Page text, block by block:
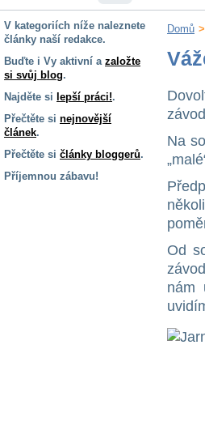
V kategoriích níže naleznete
články naší redakce.
Buďte i Vy aktivní a založte
si svůj blog.
Najděte si lepší práci!.
Přečtěte si nejnovější
článek.
Přečtěte si články bloggerů.
Příjemnou zábavu!
Domů >
Na
Od
nám